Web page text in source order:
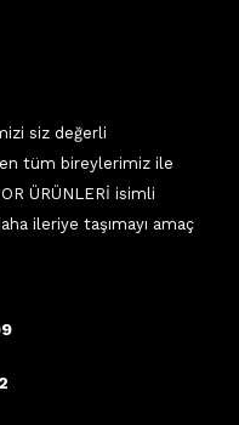
siz değerli
tüm bireylerimiz ile
ÜRÜNLERİ isimli
ileriye taşımayı amaç